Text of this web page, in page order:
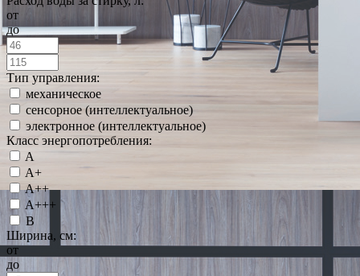
от
до
Тип управления:
механическое
сенсорное (интеллектуальное)
электронное (интеллектуальное)
Класс энергопотребления:
A
A+
A++
A+++
B
Ширина, см:
от
до